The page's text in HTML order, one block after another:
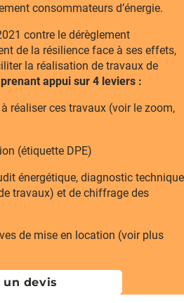
consommateurs d’énergie.
contre le dérèglement
de la résilience face à ses effets,
la réalisation de travaux de
appui sur 4 leviers :
réaliser ces travaux (voir le zoom,
(étiquette DPE)
énergétique, diagnostic technique
travaux) et de chiffrage des
de mise en location (voir plus
un devis